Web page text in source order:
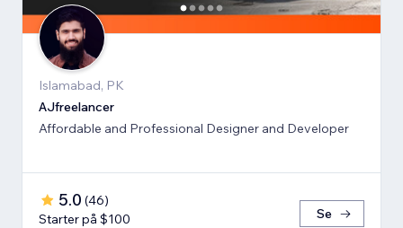
Islamabad, PK
AJfreelancer
Affordable and Professional Designer and Developer
5.0 (46)
Starter på $100
Se